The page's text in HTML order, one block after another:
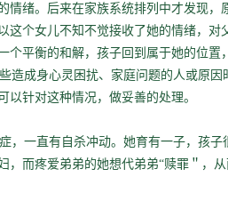
情绪。后来在家族系统排列中才发现
这个女儿不知不觉接收了她的情绪，
个平衡的和解，孩子回到属于她的位
成身心灵困扰、家庭问题的人或原
以针对这种情况，做妥善的处理。
一直有自杀冲动。她育有一子，孩
，而疼爱弟弟的她想代弟弟“赎罪＂，